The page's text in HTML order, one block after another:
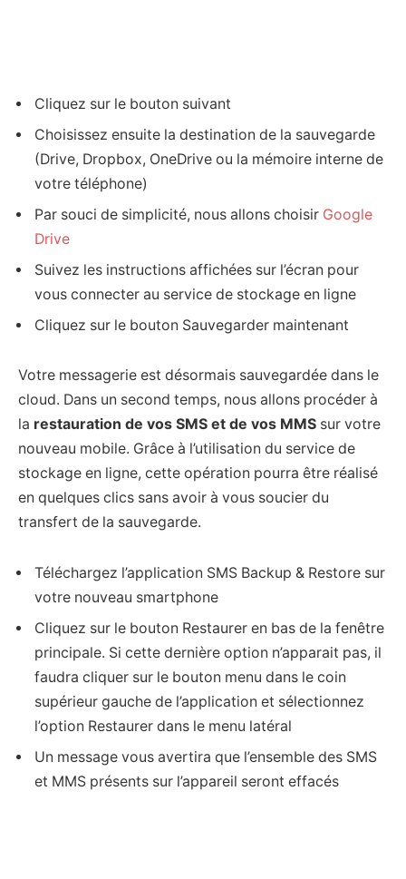
Cliquez sur le bouton suivant
Choisissez ensuite la destination de la sauvegarde
(Drive, Dropbox, OneDrive ou la mémoire interne de
votre téléphone)
Par souci de simplicité, nous allons choisir Google
Drive
Suivez les instructions affichées sur l’écran pour
vous connecter au service de stockage en ligne
Cliquez sur le bouton Sauvegarder maintenant
Votre messagerie est désormais sauvegardée dans le
cloud. Dans un second temps, nous allons procéder à
la restauration de vos SMS et de vos MMS sur votre
nouveau mobile. Grâce à l’utilisation du service de
stockage en ligne, cette opération pourra être réalisé
en quelques clics sans avoir à vous soucier du
transfert de la sauvegarde.
Téléchargez l’application SMS Backup & Restore sur
votre nouveau smartphone
Cliquez sur le bouton Restaurer en bas de la fenêtre
principale. Si cette dernière option n’apparait pas, il
faudra cliquer sur le bouton menu dans le coin
supérieur gauche de l’application et sélectionnez
l’option Restaurer dans le menu latéral
Un message vous avertira que l’ensemble des SMS
et MMS présents sur l’appareil seront effacés